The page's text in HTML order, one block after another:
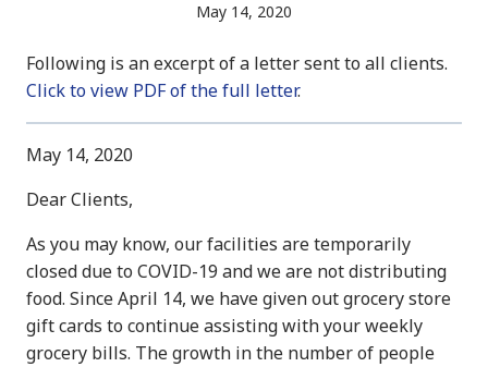
May 14, 2020
Following is an excerpt of a letter sent to all clients.
Click to view PDF of the full letter.
May 14, 2020
Dear Clients,
As you may know, our facilities are temporarily
closed due to COVID-19 and we are not distributing
food. Since April 14, we have given out grocery store
gift cards to continue assisting with your weekly
grocery bills. The growth in the number of people